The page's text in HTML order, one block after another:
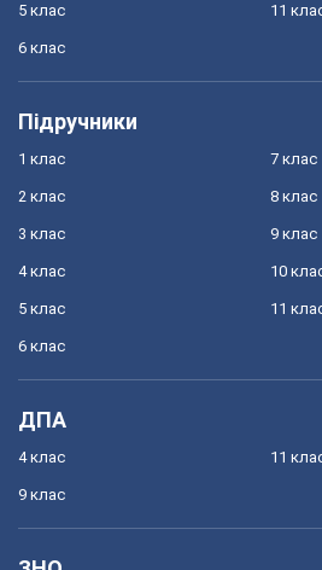
5 клас
6 клас
11
Підручники
1 клас
2 клас
3 клас
4 клас
5 клас
6 клас
7 клас
8 клас
9 клас
10
11
ДПА
4 клас
9 клас
11